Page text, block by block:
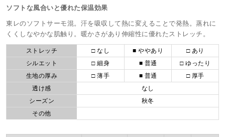
ソフトな風合いと優れた保温効果
東レのソフトサーモ混。汗を吸収して熱に変えることで発熱。蒸れに
くくしなやかな肌触り。暖かさがあり伸縮性に優れたストレッチ。
ストレッチ □ なし ■ ややあり
□ あり
シルエット
□ 細身 ■ 普通
□ ゆったり
生地の厚み
□ 薄手 ■ 普通
□ 厚手
透け感
なし
シーズン
秋冬
その他